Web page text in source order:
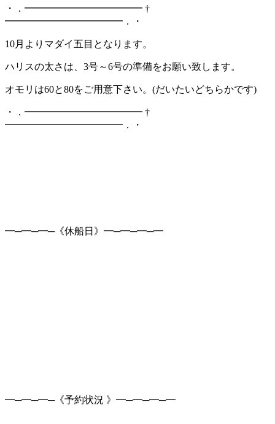
・．━━━━━━━━━━━━ †
━━━━━━━━━━━━．・
10月よりマダイ五目となります。
ハリスの太さは、3号～6号の準備をお願い致します。
オモリは60と80をご用意下さい。(だいたいどちらかです)
・．━━━━━━━━━━━━ †
━━━━━━━━━━━━．・
━─━─━─《休船日》━─━─━─━
━─━─━─《予約状況 》━─━─━─━